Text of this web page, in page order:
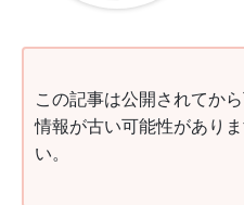
この記事は公開されてか
情報が古い可能性があり
い。